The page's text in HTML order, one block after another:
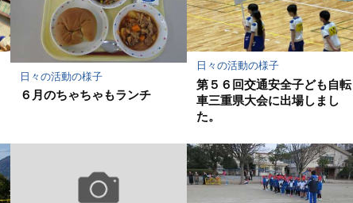
日々の活動の様子
６月のちゃちゃもランチ
日々の活動の様子
第５６回交通安全子ども自転
車三重県大会に出場しまし
た。